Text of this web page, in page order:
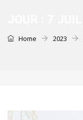
Home 2023